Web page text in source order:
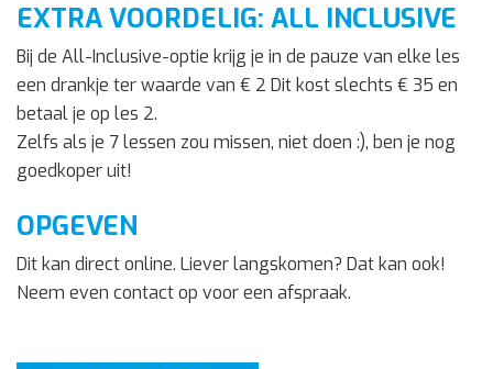
EXTRA VOORDELIG: ALL INCLUSIVE
Bij de All-Inclusive-optie krijg je in de pauze van elke les
een drankje ter waarde van € 2 Dit kost slechts € 35 en
betaal je op les 2.
Zelfs als je 7 lessen zou missen, niet doen :), ben je nog
goedkoper uit!
OPGEVEN
Dit kan direct online. Liever langskomen? Dat kan ook!
Neem even contact op voor een afspraak.